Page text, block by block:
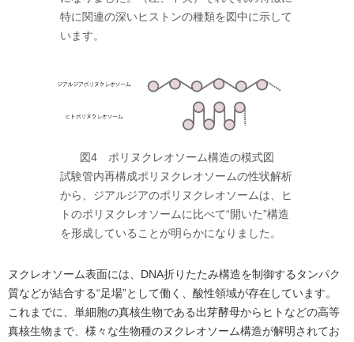
特に関連の深いヒストンの種類を図中に示して
います。
図4 ポリヌクレオソーム構造の模式図
試験管内再構成ポリヌクレオソームの性状解析
から、ジアルジアのポリヌクレオソームは、ヒ
トのポリヌクレオソームに比べて“開いた”構造
を形成していることが明らかになりました。
ヌクレオソーム表面には、DNA折りたたみ構造を制御するタンパク
質などが結合する“足場”として働く、酸性領域が存在しています。
これまでに、単細胞の真核生物である出芽酵母からヒトなどの高等
真核生物まで、様々な生物種のヌクレオソーム構造が解明されてお